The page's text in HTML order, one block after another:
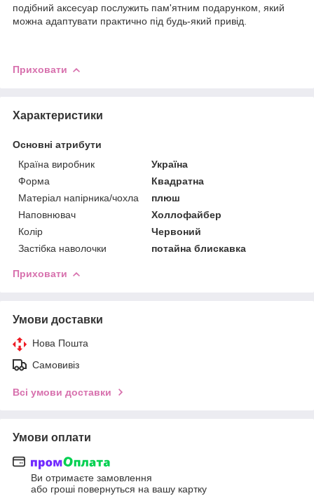
подібний аксесуар послужить пам'ятним подарунком, який
можна адаптувати практично під будь-який привід.
Приховати
Характеристики
Основні атрибути
Країна виробник
Україна
Форма
Квадратна
Матеріал напірника/чохла
плюш
Наповнювач
Холлофайбер
Колір
Червоний
Застібка наволочки
потайна блискавка
Приховати
Умови доставки
Нова Пошта
Самовивіз
Всі умови доставки
Умови оплати
Ви отримаєте замовлення
або гроші повернуться на вашу картку